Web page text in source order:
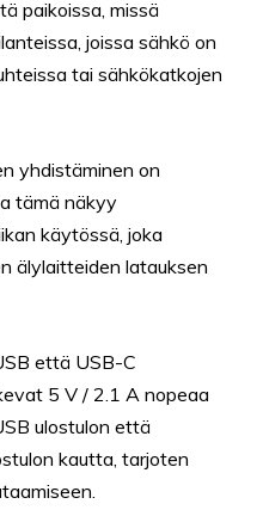
paikoissa, missä
joissa sähkö on
tai sähkökatkojen
yhdistäminen on
tämä näkyy
käytössä, joka
älylaitteiden latauksen
että USB-C
5 V / 2.1 A nopeaa
ulostulon että
kautta, tarjoten